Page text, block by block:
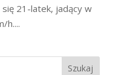
21-latek, jadący w
h....
Szukaj